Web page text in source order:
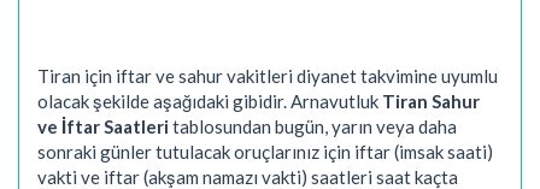
Tiran için iftar ve sahur vakitleri diyanet takvimine uyumlu
olacak şekilde aşağıdaki gibidir. Arnavutluk Tiran Sahur
ve İftar Saatleritablosundan bugün, yarın veya daha
sonraki günler tutulacak oruçlarınız için iftar (imsak saati)
vakti ve iftar (akşam namazı vakti) saatleri saat kaçta